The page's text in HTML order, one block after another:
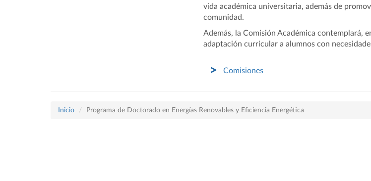
vida académica universitaria, además de
comunidad.
Además, la Comisión Académica contemplará,
adaptación curricular a alumnos con
Comisiones
Inicio Programa de Doctorado en Energías Renovables y Eficiencia Energética